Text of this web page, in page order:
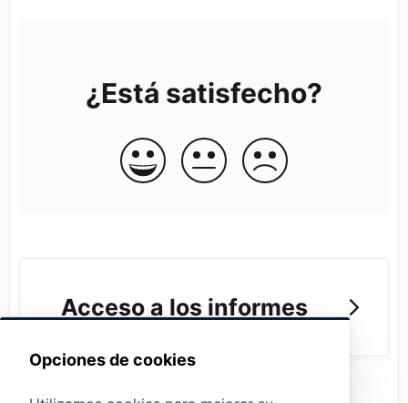
Opciones de cookies
¿Está satisfecho?
Acceso a los informes